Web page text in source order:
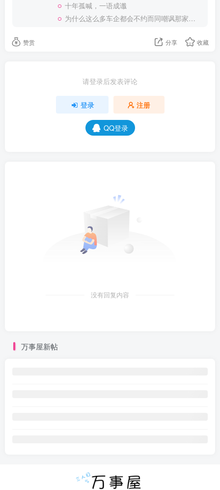
十年孤喊，一语成谶
为什么这么多车企都会不约而同嘲讽那家说不得的车企？
赞赏 分享 收藏
请登录后发表评论
登录 注册
QQ登录
没有回复内容
万事屋新帖